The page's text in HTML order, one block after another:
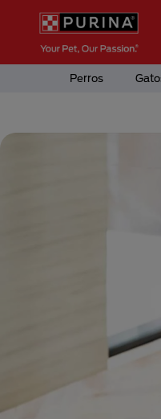
Pasar al contenido
Menú Secundario
Menú Principal
Perros